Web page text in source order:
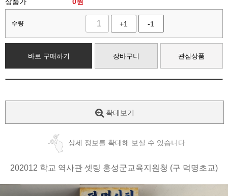
수량 +1 -1
바로 구매하기 장바구니 관심상품
확대보기
상세 정보를 확대해 보실 수 있습니다
202012 학교 역사관 셋팅 홍성군교육지원청 (구 덕명초교)